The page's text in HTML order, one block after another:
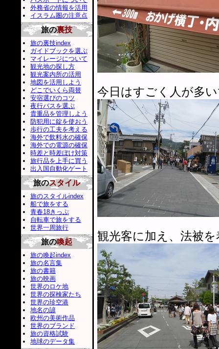
今日はすごく人が多
観光客に加え、法被
外務省の情報を活用
イスラム圏の注意点
旅の裏技
旅の裏技index
ガイドブックを選ぶ
マイレージについて
観光地の探し方
観光案内所の活用
地図を活用しよう
どこでいくら両替
安宿選びのコツ
夜行バスを選ぶ
貴重品を管理しよう
防犯用に錠を使おう
歩行の工夫を考える
海外で飲料水の確保
海外での電源の確保
時差と時差ぼけ対策
旅行品を上手に買う
出入国自動化ゲート
旅のスタイル
旅のスタイルindex
船で旅をする
青春18きっぷ
自転車で旅をする
世界一周旅行
旅の喚起
旅の喚起index
旅の名言集
旅の書籍
旅の映画
世界のロケ地
世界の探検家たち
世界の珍空港
地名の諺
欧州の美術作品
世界のブランド
旅の資格試験
地球のデータ集